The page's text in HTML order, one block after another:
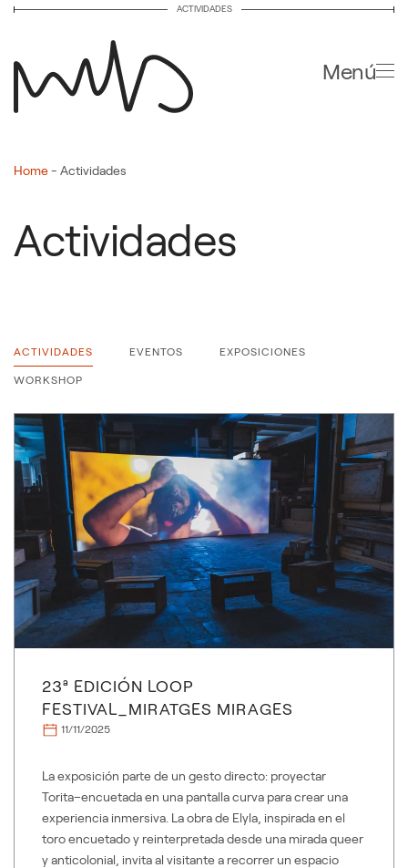
Ir al contenido principal
ACTIVIDADES
Menú
Home- Actividades
Actividades
ACTIVIDADES EVENTOS EXPOSICIONES
WORKSHOP
23ª EDICIÓN LOOP
FESTIVAL_MIRATGES MIRAGES
11/11/2025
La exposición parte de un gesto directo: proyectar
Torita–encuetada en una pantalla curva para crear una
experiencia inmersiva. La obra de Elyla, inspirada en el
toro encuetado y reinterpretada desde una mirada queer
y anticolonial, invita al visitante a recorrer un espacio